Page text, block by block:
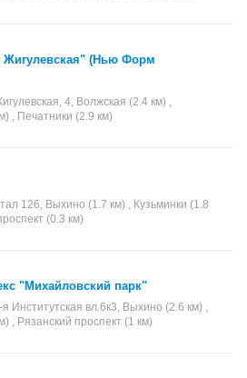
Жигулевская" (Нью Форм
4, Волжская (2.4 км) ,
, Печатники (2.9 км)
126, Выхино (1.7 км) , Кузьминки (1.8
(0.3 км)
"Михайловский парк"
я Институтская вл.6к3, Выхино (2.6 км) ,
, Рязанский проспект (1 км)